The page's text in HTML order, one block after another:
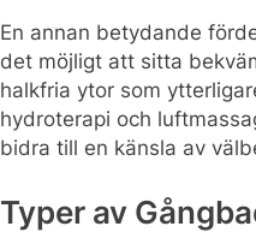
En annan betydande
det möjligt att sitta
halkfria ytor som
hydroterapi och
bidra till en känsla av
Typer av